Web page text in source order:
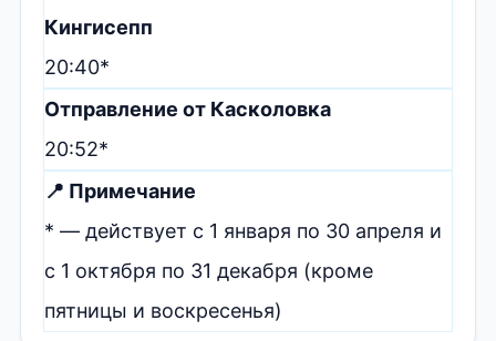
Кингисепп
20:40*
Отправление от Касколовка
20:52*
📍 Примечание
* — действует с 1 января по 30 апреля и
с 1 октября по 31 декабря (кроме
пятницы и воскресенья)